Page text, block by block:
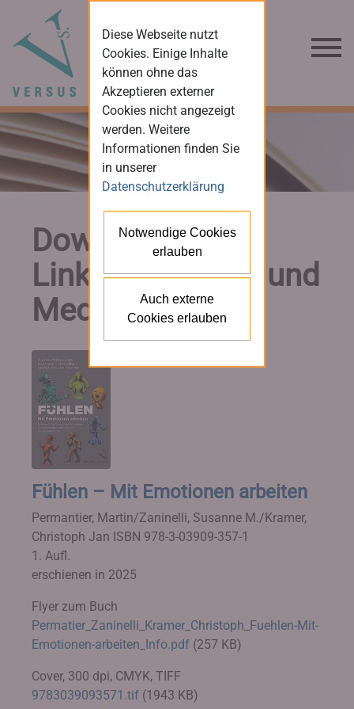
Downloads und
Links für Presse und
Medien
Fühlen – Mit Emotionen arbeiten
Permantier, Martin/Zaninelli, Susanne M./Kramer,
Christoph Jan ISBN 978-3-03909-357-1
1. Aufl.
erschienen in 2025
Flyer zum Buch
Permatier_Zaninelli_Kramer_Christoph_Fuehlen-Mit-
Emotionen-arbeiten_Info.pdf (257 KB)
Cover, 300 dpi, CMYK, TIFF
9783039093571.tif (1943 KB)
Diese Webseite nutzt
Cookies. Einige Inhalte
können ohne das
Akzeptieren externer
Cookies nicht angezeigt
werden. Weitere
Informationen finden Sie
in unserer
Datenschutzerklärung
Notwendige Cookies
erlauben
Auch externe
Cookies erlauben